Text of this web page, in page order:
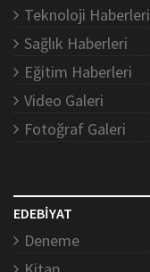
Teknoloji Haberleri
Sağlık Haberleri
Eğitim Haberleri
Video Galeri
Fotoğraf Galeri
EDEBİYAT
Deneme